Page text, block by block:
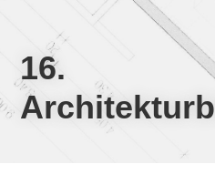
16.